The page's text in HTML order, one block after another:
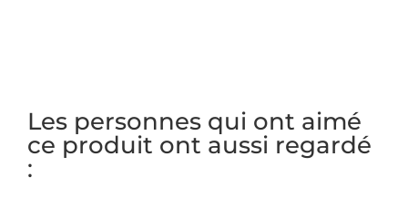
Les personnes qui ont aimé
ce produit ont aussi regardé
: